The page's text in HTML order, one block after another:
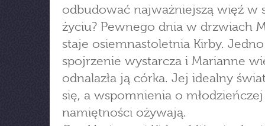
odbudować najważniejszą więź w
życiu? Pewnego dnia w drzwiach
staje osiemnastoletnia Kirby. Jedno
spojrzenie wystarcza i Marianne
odnalazła ją córka. Jej idealny
się, a wspomnienia o młodzieńczej
namiętności ożywają.